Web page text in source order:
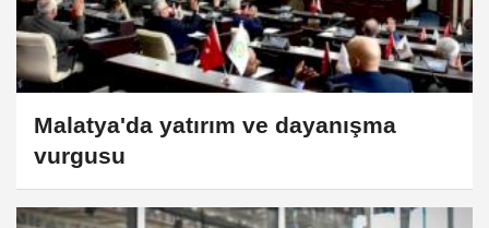
Malatya'da yatırım ve dayanışma
vurgusu